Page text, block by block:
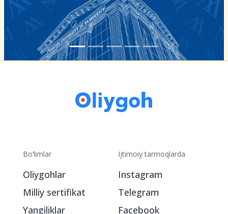
Bo‘limlar
Oliygohlar
Milliy sertifikat
Yangiliklar
Ijtimoiy tarmoqlarda
Instagram
Telegram
Facebook